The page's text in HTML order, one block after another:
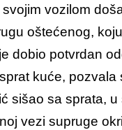
vozilom
oštećenog,
dobio potvrdan
kuće, pozvala
sišao sa sprata,
vezi supruge